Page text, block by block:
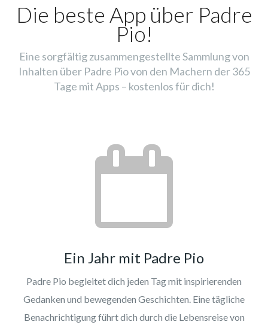
Die beste App über Padre
Pio!
Eine sorgfältig zusammengestellte Sammlung von
Inhalten über Padre Pio von den Machern der 365
Tage mit Apps – kostenlos für dich!
Ein Jahr mit Padre Pio
Padre Pio begleitet dich jeden Tag mit inspirierenden
Gedanken und bewegenden Geschichten. Eine tägliche
Benachrichtigung führt dich durch die Lebensreise von